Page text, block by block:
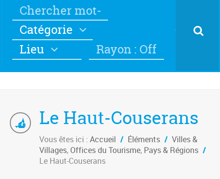
Catégorie
Lieu
Rayon : Off
Le Haut-Couserans
Vous êtes ici : Accueil / Éléments / Villes &
Villages, Offices du Tourisme, Pays & Régions /
Le Haut-Couserans